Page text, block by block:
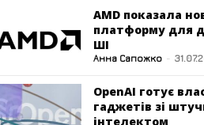
AMD показала
платформу для
ШІ
Анна Сапожко -
OpenAI готує
гаджетів зі
інтелектом